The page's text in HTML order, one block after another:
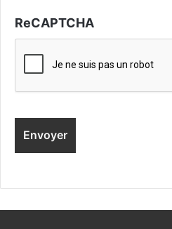
ReCAPTCHA